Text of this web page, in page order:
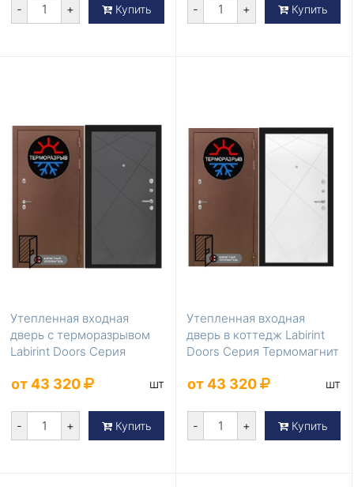
- + Купить - + Купить
Утепленная входная
дверь с терморазрывом
Labirint Doors Серия
от 43 320 шт
- + Купить
Утепленная входная
дверь в коттедж Labirint
Doors Серия Термомагнит
от 43 320 шт
- + Купить